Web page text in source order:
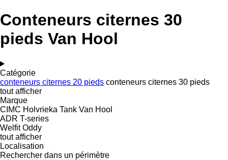
Conteneurs citernes 30
pieds Van Hool
Catégorie
conteneurs citernes 20 pieds conteneurs citernes 30 pieds
tout afficher
Marque
CIMC Holvrieka Tank Van Hool
ADR T-series
Welfit Oddy
tout afficher
Localisation
Rechercher dans un périmètre